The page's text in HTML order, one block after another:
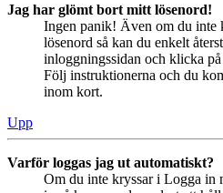
Jag har glömt bort mitt lösenord!
Ingen panik! Även om du inte
lösenord så kan du enkelt
inloggningssidan och klicka
Följ instruktionerna och du
inom kort.
Upp
Varför loggas jag ut automatiskt?
Om du inte kryssar i Logga in